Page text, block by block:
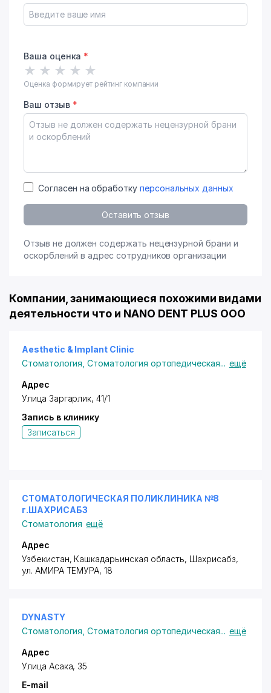
Ваша оценка *
★ ★ ★ ★ ★
Оценка формирует рейтинг компании
Ваш отзыв *
Согласен на обработку персональных данных
Оставить отзыв
Отзыв не должен содержать нецензурной брани и
оскорблений в адрес сотрудников организации
Компании, занимающиеся похожими видами
деятельности что и NANO DENT PLUS ООО
Aesthetic & Implant Clinic
Стоматология ,Стоматология ортопедическая... ещё
Адрес
Улица Заргарлик, 41/1
Запись в клинику
Записаться
СТОМАТОЛОГИЧЕСКАЯ ПОЛИКЛИНИКА №8
г.ШАХРИСАБЗ
Стоматология ещё
Адрес
Узбекистан, Кашкадарьинская область, Шахрисабз,
ул. АМИРА ТЕМУРА, 18
DYNASTY
Стоматология ,Стоматология ортопедическая... ещё
Адрес
Улица Асака, 35
E-mail